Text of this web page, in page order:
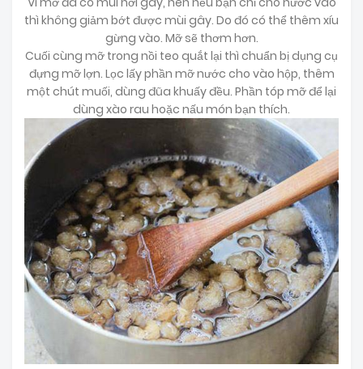
thì không giảm bớt được mùi gây. Do đó có thể thêm xíu
gừng vào. Mỡ sẽ thơm hơn.
Cuối cùng mỡ trong nồi teo quắt lại thì chuẩn bị dụng cụ
đựng mỡ lợn. Lọc lấy phần mỡ nước cho vào hộp, thêm
một chút muối, dùng đũa khuấy đều. Phần tóp mỡ để lại
dùng xào rau hoặc nấu món bạn thích.